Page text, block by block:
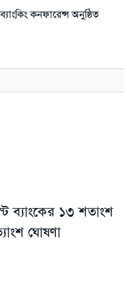
কনফারেন্স অনুষ্ঠিত
ব্যাংকের ১৩ শতাংশ
ঘোষণা